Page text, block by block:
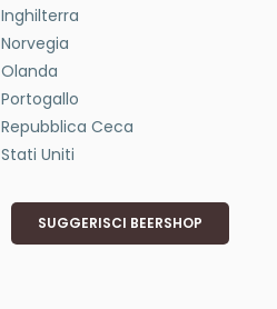
Inghilterra
Norvegia
Olanda
Portogallo
Repubblica Ceca
Stati Uniti
SUGGERISCI BEERSHOP